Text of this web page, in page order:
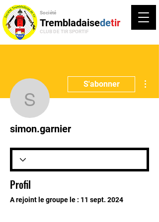
Société
Trembladaisedetir
CLUB DE TIR SPORTIF
simon.garnier
S'abonner
simon.garnier
Profil
A rejoint le groupe le : 11 sept. 2024